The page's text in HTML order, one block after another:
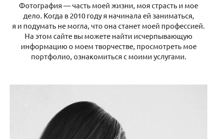
Фотография — часть моей жизни, моя страсть и мое
дело. Когда в 2010 году я начинала ей заниматься,
я и подумать не могла, что она станет моей профессией.
На этом сайте вы можете найти исчерпывающую
информацию о моем творчестве, просмотреть мое
портфолио, ознакомиться с моими услугами.